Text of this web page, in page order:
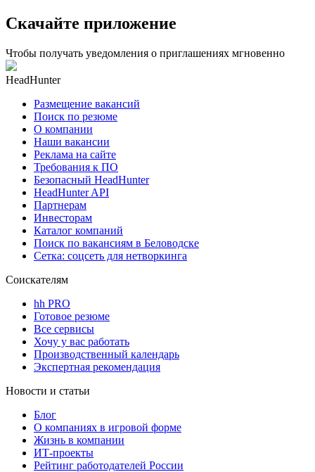
Скачайте приложение
Чтобы получать уведомления о приглашениях мгновенно
HeadHunter
Размещение вакансий
Поиск по резюме
О компании
Наши вакансии
Реклама на сайте
Требования к ПО
Безопасный HeadHunter
HeadHunter API
Партнерам
Инвесторам
Каталог компаний
Поиск по вакансиям в Беловодске
Сетка: соцсеть для нетворкинга
Соискателям
hh PRO
Готовое резюме
Все сервисы
Хочу у вас работать
Производственный календарь
Экспертная рекомендация
Новости и статьи
Блог
О компаниях в игровой форме
Жизнь в компании
ИТ-проекты
Рейтинг работодателей России